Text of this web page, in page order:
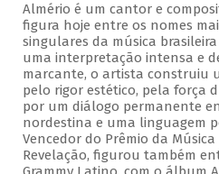
Almério é um cantor e
figura hoje entre os nomes
singulares da música
uma interpretação intensa e
marcante, o artista construiu
pelo rigor estético, pela força
por um diálogo permanente
nordestina e uma linguagem
Vencedor do Prêmio da
Revelação, figurou também